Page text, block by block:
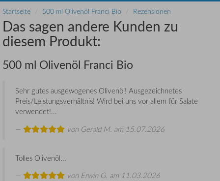
Startseite 500 ml Olivenöl Franci Bio Rezensionen
Das sagen andere Kunden zu
diesem Produkt:
500 ml Olivenöl Franci Bio
Sehr gutes ausgewogenes Olivenöl! Ausgezeichnetes
Preis/Leistungsverhältnis! Wird bei uns vor allem für Salate
verwendet!...
von Gerald M. am 15.07.2026
Tolles Olivenöl...
von Erwin G. am 11.03.2026